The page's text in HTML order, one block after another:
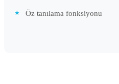
Öz tanılama fonksiyonu